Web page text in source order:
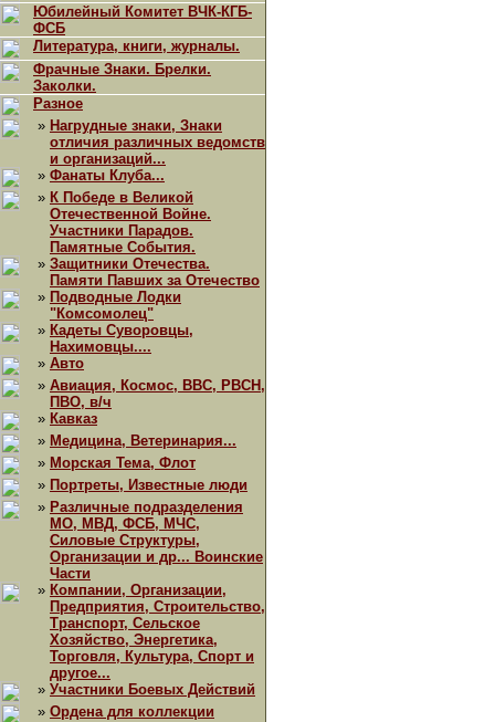
Юбилейный Комитет ВЧК-КГБ-
ФСБ
Литература, книги, журналы.
Фрачные Знаки. Брелки.
Заколки.
Разное
» Нагрудные знаки, Знаки
отличия различных ведомств
и организаций...
» Фанаты Клуба...
» К Победе в Великой
Отечественной Войне.
Участники Парадов.
Памятные События.
» Защитники Отечества.
Памяти Павших за Отечество
» Подводные Лодки
"Комсомолец"
» Кадеты Суворовцы,
Нахимовцы....
» Авто
» Авиация, Космос, ВВС, РВСН,
ПВО, в/ч
» Кавказ
» Медицина, Ветеринария...
» Морская Тема, Флот
» Портреты, Известные люди
» Различные подразделения
МО, МВД, ФСБ, МЧС,
Силовые Структуры,
Организации и др... Воинские
Части
» Компании, Организации,
Предприятия, Строительство,
Транспорт, Сельское
Хозяйство, Энергетика,
Торговля, Культура, Спорт и
другое...
» Участники Боевых Действий
» Ордена для коллекции